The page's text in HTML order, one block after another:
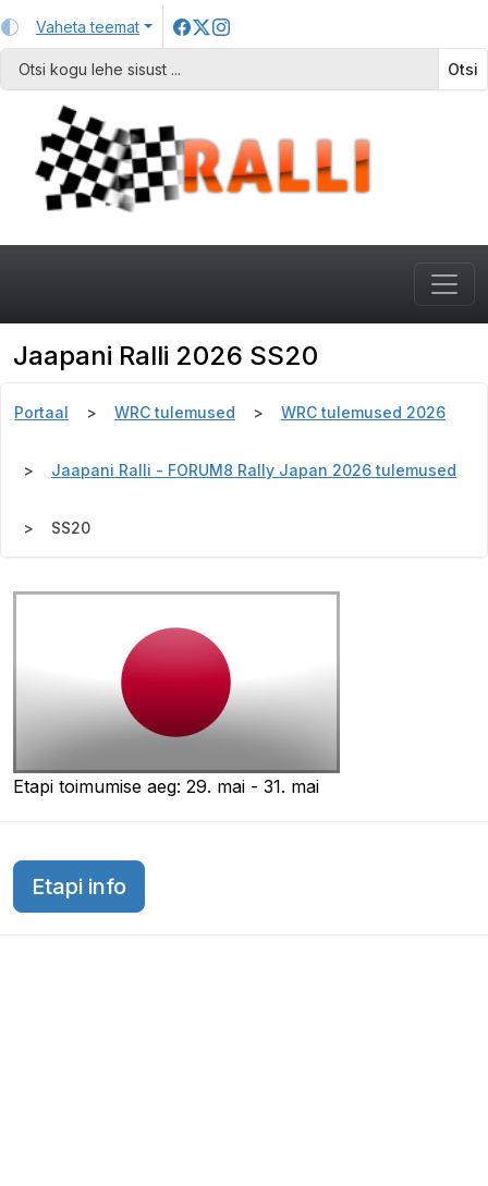
Vaheta teemat
Otsi
Jaapani Ralli 2026 SS20
Portaal WRC tulemused WRC tulemused 2026
Jaapani Ralli - FORUM8 Rally Japan 2026 tulemused
SS20
Etapi toimumise aeg: 29. mai - 31. mai
Etapi info